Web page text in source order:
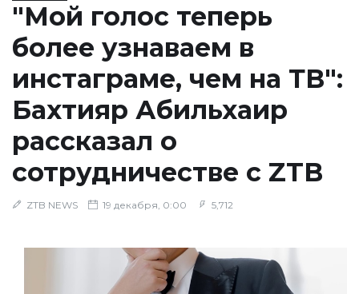
"Мой голос теперь
более узнаваем в
инстаграме, чем на ТВ":
Бахтияр Абильхаир
рассказал о
сотрудничестве с ZTB
ZTB NEWS 19 декабря, 0:00 5,712